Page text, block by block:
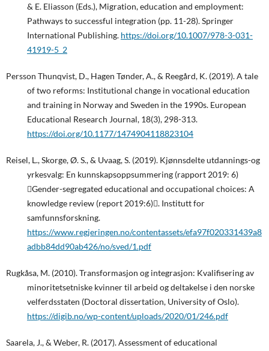
& E. Eliasson (Eds.), Migration, education and employment:
Pathways to successful integration (pp. 11-28). Springer
International Publishing. https://doi.org/10.1007/978-3-031-
41919-5_2
Persson Thunqvist, D., Hagen Tønder, A., & Reegård, K. (2019). A tale
of two reforms: Institutional change in vocational education
and training in Norway and Sweden in the 1990s. European
Educational Research Journal, 18(3), 298-313.
https://doi.org/10.1177/1474904118823104
Reisel, L., Skorge, Ø. S., & Uvaag, S. (2019). Kjønnsdelte utdannings-og
yrkesvalg: En kunnskapsoppsummering (rapport 2019: 6)
Gender-segregated educational and occupational choices: A
knowledge review (report 2019:6). Institutt for
samfunnsforskning.
https://www.regjeringen.no/contentassets/efa97f020331439a8
adbb84dd90ab426/no/sved/1.pdf
Rugkåsa, M. (2010). Transformasjon og integrasjon: Kvalifisering av
minoritetsetniske kvinner til arbeid og deltakelse i den norske
velferdsstaten (Doctoral dissertation, University of Oslo).
https://digib.no/wp-content/uploads/2020/01/246.pdf
Saarela, J., & Weber, R. (2017). Assessment of educational